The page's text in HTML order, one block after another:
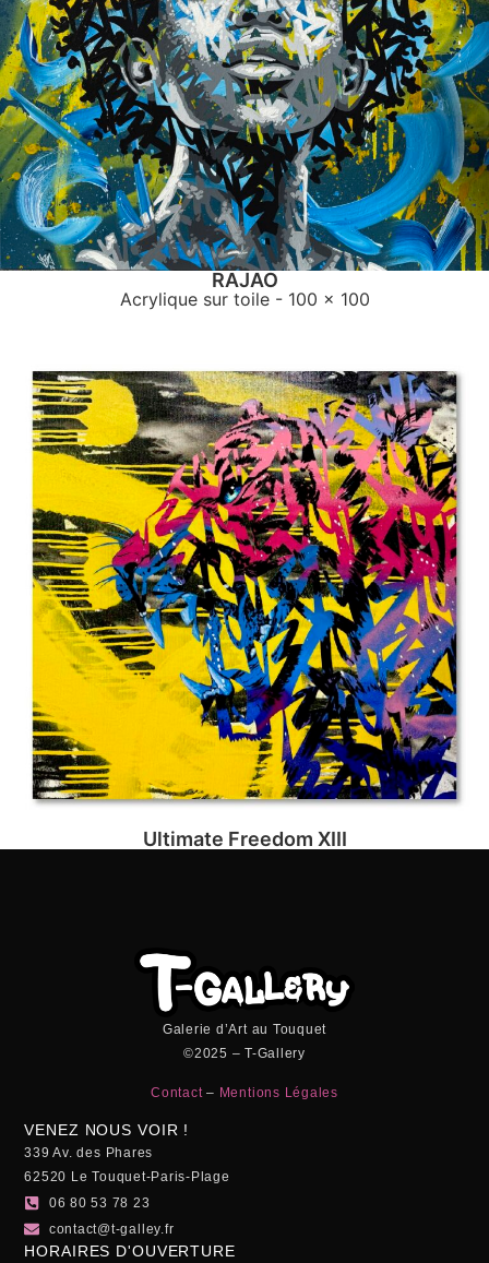
RAJAO
Acrylique sur toile- 100 x 100
Ultimate Freedom XIII
Galerie d’Art au Touquet
©2025 – T-Gallery
Contact– Mentions Légales
VENEZ NOUS VOIR !
339 Av. des Phares
62520 Le Touquet-Paris-Plage
06 80 53 78 23
contact@t-galley.fr
HORAIRES D'OUVERTURE